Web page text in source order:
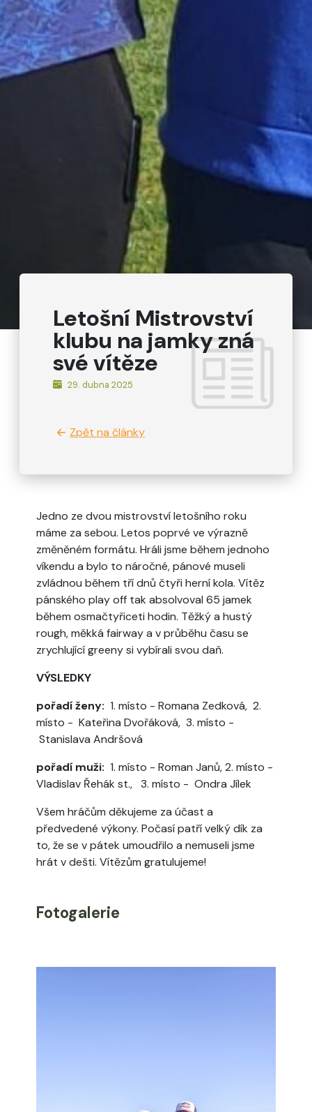
Letošní Mistrovství
klubu na jamky zná
své vítěze
29. dubna 2025
Zpět na články
Jedno ze dvou mistrovství letošního roku
máme za sebou. Letos poprvé ve výrazně
změněném formátu. Hráli jsme během jednoho
víkendu a bylo to náročné, pánové museli
zvládnou během tří dnů čtyři herní kola. Vítěz
pánského play off tak absolvoval 65 jamek
během osmačtyřiceti hodin. Těžký a hustý
rough, měkká fairway a v průběhu času se
zrychlující greeny si vybírali svou daň.
VÝSLEDKY
pořadí ženy: 1. místo - Romana Zedková, 2.
místo - Kateřina Dvořáková, 3. místo -
Stanislava Andršová
pořadí muži: 1. místo - Roman Janů, 2. místo -
Vladislav Řehák st., 3. místo - Ondra Jílek
Všem hráčům děkujeme za účast a
předvedené výkony. Počasí patří velký dík za
to, že se v pátek umoudřilo a nemuseli jsme
hrát v dešti. Vítězům gratulujeme!
Fotogalerie